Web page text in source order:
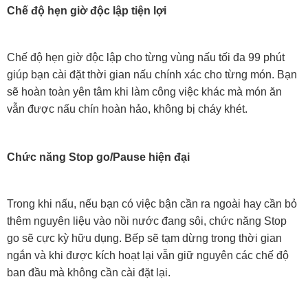
Chế độ hẹn giờ độc lập tiện lợi
Chế độ hẹn giờ độc lập cho từng vùng nấu tối đa 99 phút
giúp bạn cài đặt thời gian nấu chính xác cho từng món. Bạn
sẽ hoàn toàn yên tâm khi làm công việc khác mà món ăn
vẫn được nấu chín hoàn hảo, không bị cháy khét.
Chức năng Stop go/Pause hiện đại
Trong khi nấu, nếu bạn có việc bận cần ra ngoài hay cần bỏ
thêm nguyên liệu vào nồi nước đang sôi, chức năng Stop
go sẽ cực kỳ hữu dụng. Bếp sẽ tạm dừng trong thời gian
ngắn và khi được kích hoạt lại vẫn giữ nguyên các chế độ
ban đầu mà không cần cài đặt lại.